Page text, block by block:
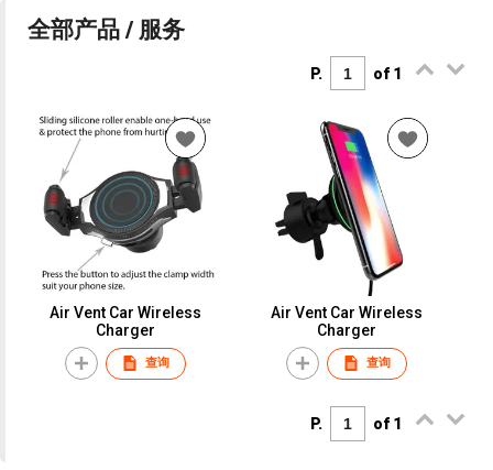
全部产品 / 服务
P. of 1
Air Vent Car Wireless
Charger
查询
Air Vent Car Wireless
Charger
查询
P. of 1